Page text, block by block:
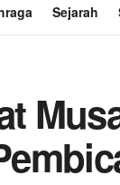
Sejarah